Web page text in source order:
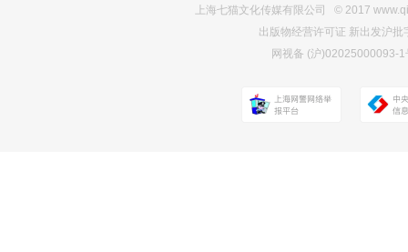
上海七猫文化传媒有限公司 © 2017
出版物经营许可证 新出发沪
网视备 (沪)02025000093-